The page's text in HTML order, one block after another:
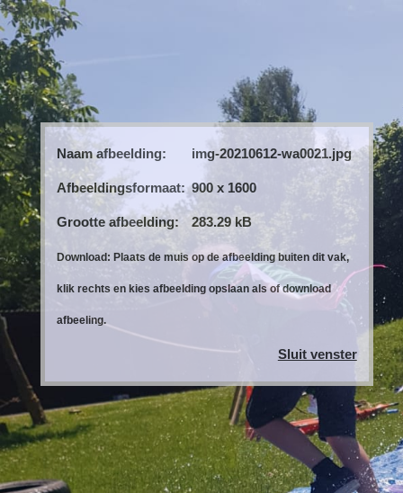
Naam afbeelding: img-20210612-wa0021.jpg
Afbeeldingsformaat: 900 x 1600
Grootte afbeelding: 283.29 kB
Download: Plaats de muis op de afbeelding buiten dit vak,
klik rechts en kies afbeelding opslaan als of download
afbeeling.
Sluit venster